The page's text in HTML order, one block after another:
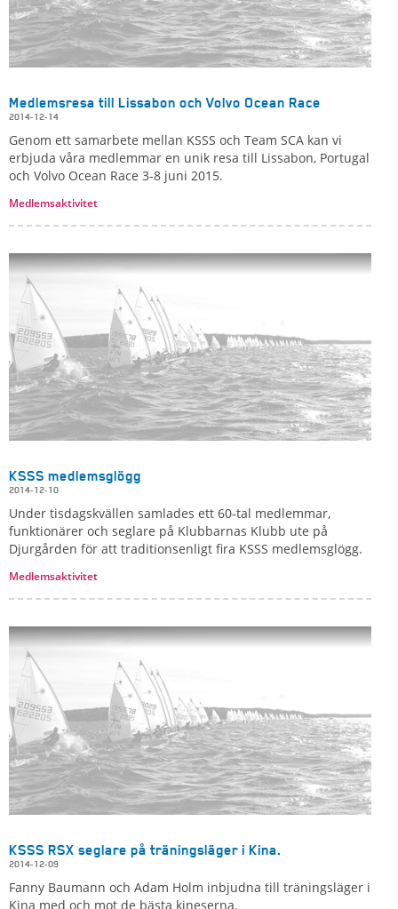
Medlemsresa till Lissabon och Volvo Ocean Race
2014-12-14
Genom ett samarbete mellan KSSS och Team SCA kan vi
erbjuda våra medlemmar en unik resa till Lissabon, Portugal
och Volvo Ocean Race 3-8 juni 2015.
Medlemsaktivitet
KSSS medlemsglögg
2014-12-10
Under tisdagskvällen samlades ett 60-tal medlemmar,
funktionärer och seglare på Klubbarnas Klubb ute på
Djurgården för att traditionsenligt fira KSSS medlemsglögg.
Medlemsaktivitet
KSSS RSX seglare på träningsläger i Kina.
2014-12-09
Fanny Baumann och Adam Holm inbjudna till träningsläger i
Kina med och mot de bästa kineserna.